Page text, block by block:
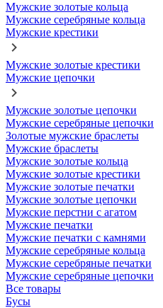
Мужские золотые кольца
Мужские серебряные кольца
Мужские крестики
Мужские золотые крестики
Мужские цепочки
Мужские золотые цепочки
Мужские серебряные цепочки
Золотые мужские браслеты
Мужские браслеты
Мужские золотые кольца
Мужские золотые крестики
Мужские золотые печатки
Мужские золотые цепочки
Мужские перстни с агатом
Мужские печатки
Мужские печатки с камнями
Мужские серебряные кольца
Мужские серебряные печатки
Мужские серебряные цепочки
Все товары
Бусы